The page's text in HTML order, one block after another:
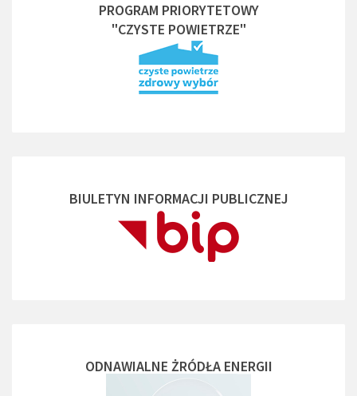
PROGRAM PRIORYTETOWY
"CZYSTE POWIETRZE"
BIULETYN INFORMACJI PUBLICZNEJ
ODNAWIALNE ŻRÓDŁA ENERGII